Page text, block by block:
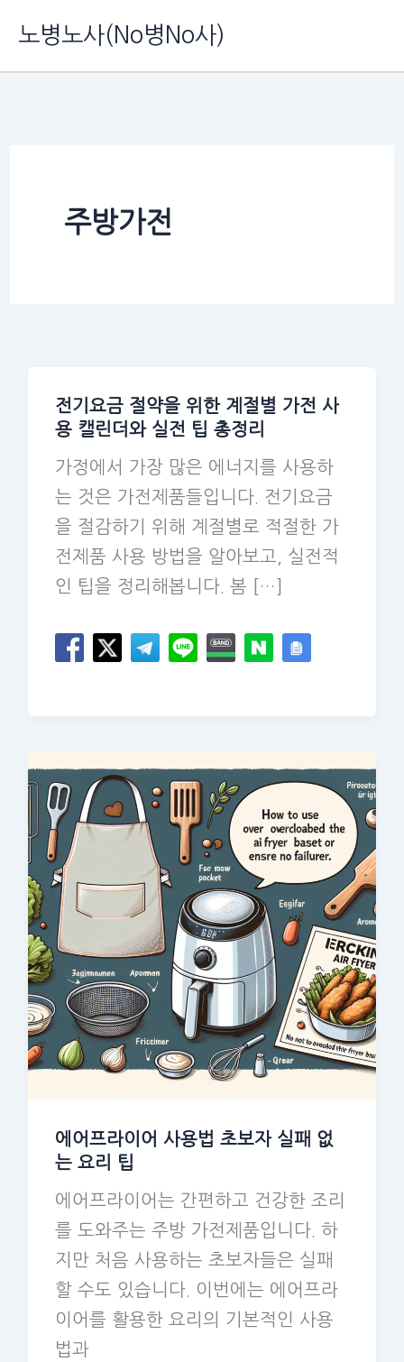
츠
노병노사(No병No사)
주방가전
전기요금 절약을 위한 계절별 가전 사
용 캘린더와 실전 팁 총정리
가정에서 가장 많은 에너지를 사용하
는 것은 가전제품들입니다. 전기요금
을 절감하기 위해 계절별로 적절한 가
전제품 사용 방법을 알아보고, 실전적
인 팁을 정리해봅니다. 봄 […]
에어프라이어 사용법 초보자 실패 없
는 요리 팁
에어프라이어는 간편하고 건강한 조리
를 도와주는 주방 가전제품입니다. 하
지만 처음 사용하는 초보자들은 실패
할 수도 있습니다. 이번에는 에어프라
이어를 활용한 요리의 기본적인 사용
법과